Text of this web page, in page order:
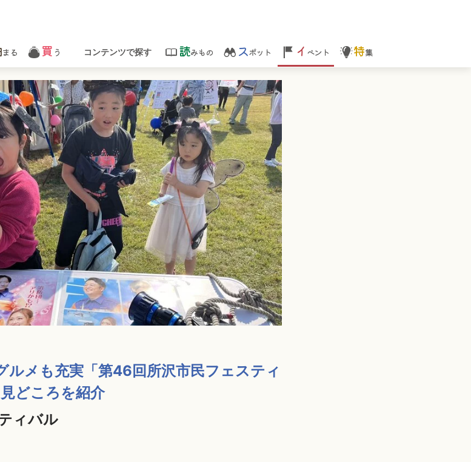
まる 買 う コンテンツで探す 読みもの スポット イ ベント 特集
ルメも充実「第46回所沢市民フェスティ
どころを紹介
ィバル